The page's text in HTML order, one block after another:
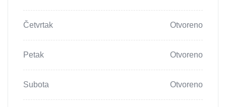
Četvrtak Otvoreno
Petak Otvoreno
Subota Otvoreno